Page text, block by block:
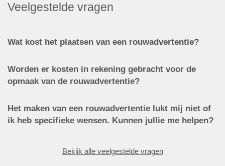
Veelgestelde vragen
Wat kost het plaatsen van een rouwadvertentie?
Worden er kosten in rekening gebracht voor de
opmaak van de rouwadvertentie?
Het maken van een rouwadvertentie lukt mij niet of
ik heb specifieke wensen. Kunnen jullie me helpen?
Bekijk alle veelgestelde vragen